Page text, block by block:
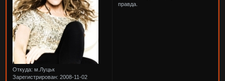
Откуда: м.Луцьк
Зарегистрирован: 2008-11-02
правда.